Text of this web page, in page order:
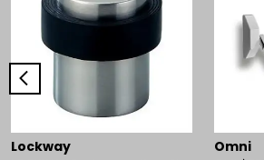
Lockway Omni